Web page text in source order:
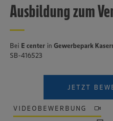
Ausbildung zum
Bei E center in Gewerbepark
SB-416523
JETZT
VIDEOBEWERBUNG